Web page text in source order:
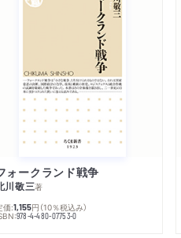
ォークランド戦争
川敬三著
価:1,155円 （10％税込み）
978-4-480-07753-0